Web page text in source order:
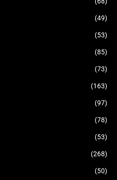
(49)
(53)
(85)
(73)
(163)
(97)
(78)
(53)
(268)
(50)